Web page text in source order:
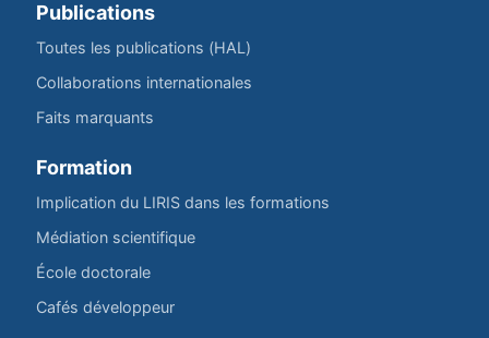
Publications
Toutes les publications (HAL)
Collaborations internationales
Faits marquants
Formation
Implication du LIRIS dans les formations
Médiation scientifique
École doctorale
Cafés développeur